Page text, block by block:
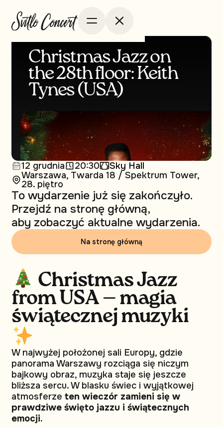
Christmas Jazz on
the 28th floor: Keith
Tynes (USA)
12 grudnia 20:30 Sky Hall
Warszawa, Twarda 18 / Spektrum Tower,
28. piętro
To wydarzenie już się zakończyło.
Przejdź na stronę główną,
aby zobaczyć aktualne wydarzenia.
Na stronę główną
Christmas Jazz
from USA — magia
świątecznej muzyki
W najwyżej położonej sali Europy, gdzie
panorama Warszawy rozciąga się niczym
bajkowy obraz, muzyka staje się jeszcze
bliższa sercu. W blasku świec i wyjątkowej
atmosferze ten wieczór zamieni się w
prawdziwe święto jazzu i świątecznych
emocji.